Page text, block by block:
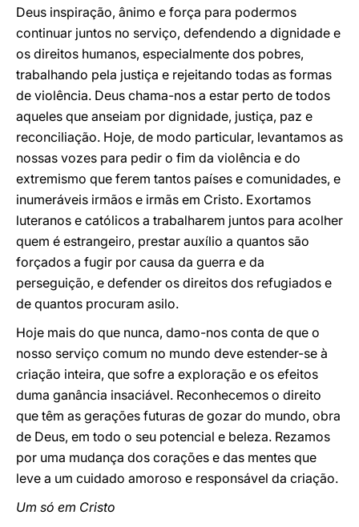
Deus inspiração, ânimo e força para podermos
continuar juntos no serviço, defendendo a dignidade e
os direitos humanos, especialmente dos pobres,
trabalhando pela justiça e rejeitando todas as formas
de violência. Deus chama-nos a estar perto de todos
aqueles que anseiam por dignidade, justiça, paz e
reconciliação. Hoje, de modo particular, levantamos as
nossas vozes para pedir o fim da violência e do
extremismo que ferem tantos países e comunidades, e
inumeráveis irmãos e irmãs em Cristo. Exortamos
luteranos e católicos a trabalharem juntos para acolher
quem é estrangeiro, prestar auxílio a quantos são
forçados a fugir por causa da guerra e da
perseguição, e defender os direitos dos refugiados e
de quantos procuram asilo.
Hoje mais do que nunca, damo-nos conta de que o
nosso serviço comum no mundo deve estender-se à
criação inteira, que sofre a exploração e os efeitos
duma ganância insaciável. Reconhecemos o direito
que têm as gerações futuras de gozar do mundo, obra
de Deus, em todo o seu potencial e beleza. Rezamos
por uma mudança dos corações e das mentes que
leve a um cuidado amoroso e responsável da criação.
Um só em Cristo